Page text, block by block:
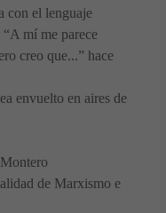
con el lenguaje
mí me parece
creo que...” hace
envuelto en aires de
de Marxismo e